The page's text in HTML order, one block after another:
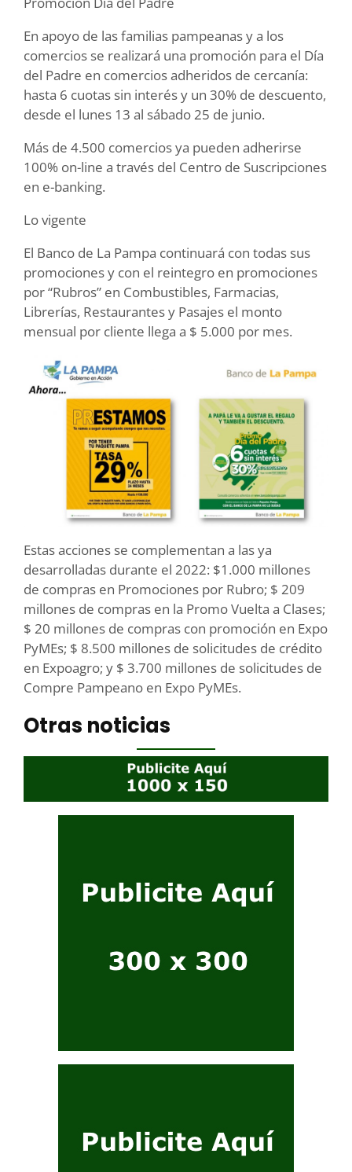
En apoyo de las familias pampeanas y a los
comercios se realizará una promoción para el Día
del Padre en comercios adheridos de cercanía:
hasta 6 cuotas sin interés y un 30% de descuento,
desde el lunes 13 al sábado 25 de junio.
Más de 4.500 comercios ya pueden adherirse
100% on-line a través del Centro de Suscripciones
en e-banking.
Lo vigente
El Banco de La Pampa continuará con todas sus
promociones y con el reintegro en promociones
por “Rubros” en Combustibles, Farmacias,
Librerías, Restaurantes y Pasajes el monto
mensual por cliente llega a $ 5.000 por mes.
Estas acciones se complementan a las ya
desarrolladas durante el 2022: $1.000 millones
de compras en Promociones por Rubro; $ 209
millones de compras en la Promo Vuelta a Clases;
$ 20 millones de compras con promoción en Expo
PyMEs; $ 8.500 millones de solicitudes de crédito
en Expoagro; y $ 3.700 millones de solicitudes de
Compre Pampeano en Expo PyMEs.
Otras noticias